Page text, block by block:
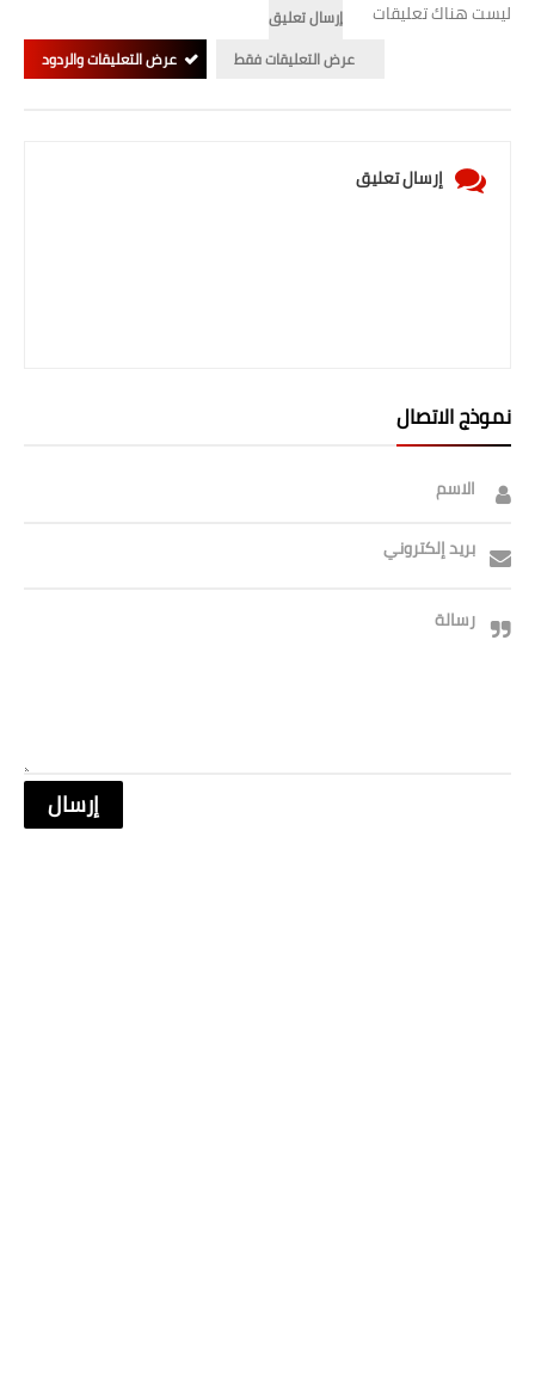
استمارة القبول المركزي
ليست هناك تعليقات
إرسال تعليق
عرض التعليقات فقط
عرض التعليقات والردود
إرسال تعليق
نموذج الاتصال
الاسم
بريد إلكتروني
رسالة